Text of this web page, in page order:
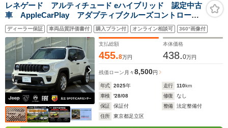
レネゲード アルティチュード eハイブリッド 認定中古
車 AppleCarPlay アダプティブクルーズコントロー
ル レザーシート シートヒーター バックカメラ
LEDライト スマートキー ルーフレール ETC2.0
bluetooth
ディーラー保証 車両品質評価書付 購入プラン付 オンライン相談可 360°画像付
支払総額
455.8万円
本体価格
438.0万円
残価ローン 月々8,500円
年式 2025年 走行 110km
車検
'28/08 修復
なし
保証
保証付 整備
法定整備付
住所
東京都足立区